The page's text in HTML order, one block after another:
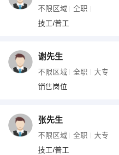
不限区域 全职
技工/普工
谢先生
不限区域 全职 大专
销售岗位
张先生
不限区域 全职 大专
技工/普工